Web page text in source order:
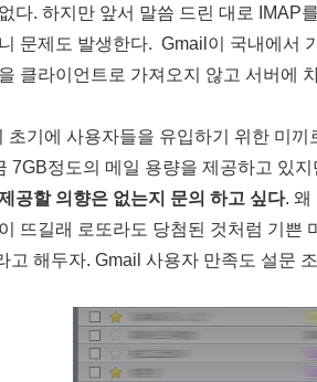
다. 하지만 앞서 말씀 드린 대로 IMAP
문제도 발생한다. Gmail이 국내에서
클라이언트로 가져오지 않고 서버에
초기에 사용자들을 유입하기 위한 미끼
7GB정도의 메일 용량을 제공하고 있
공할 의향은 없는지 문의 하고 싶다. 왜
뜨길래 로또라도 당첨된 것처럼 기쁜
고 해두자. Gmail 사용자 만족도 설문